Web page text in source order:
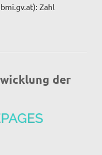
Zahl
der